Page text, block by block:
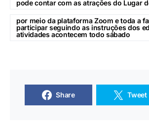
pode contar com as atrações do Lugar
por meio da plataforma Zoom e toda a
participar seguindo as instruções dos
atividades acontecem todo sábado
Share Tweet